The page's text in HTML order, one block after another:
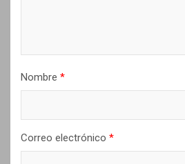
Nombre *
Correo electrónico *